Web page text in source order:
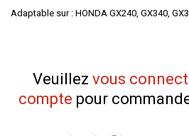
Adaptable sur : HONDA GX240, GX340,
Veuillez vous
compte pour